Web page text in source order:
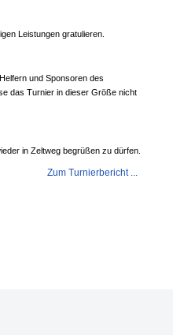
Leistungen gratulieren.
und Sponsoren des
das Turnier in dieser Größe nicht
in Zeltweg begrüßen zu dürfen.
Zum Turnierbericht ...